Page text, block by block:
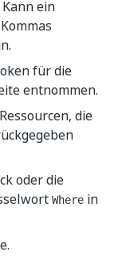
ein
für die
entnommen.
die
oder die
Where in